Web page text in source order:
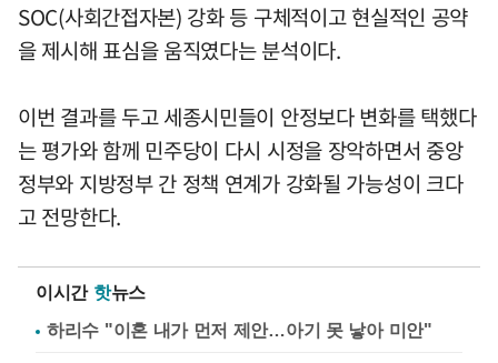
SOC(사회간접자본) 강화 등 구체적이고 현실적인 공약
을 제시해 표심을 움직였다는 분석이다.
이번 결과를 두고 세종시민들이 안정보다 변화를 택했다
는 평가와 함께 민주당이 다시 시정을 장악하면서 중앙
정부와 지방정부 간 정책 연계가 강화될 가능성이 크다
고 전망한다.
이시간 핫뉴스
하리수 "이혼 내가 먼저 제안…아기 못 낳아 미안"